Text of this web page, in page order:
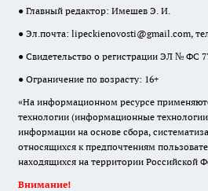
● Главный редактор: Имешев Э. И.
● Эл.почта: lipeckienovosti@gmail.com,
● Свидетельство о регистрации ЭЛ № ФС 77
● Ограничение по возрасту: 16+
«На информационном ресурсе
технологии (информационные
информации на основе сбора,
относящихся к предпочтениям
находящихся на территории Российской
Внимание!